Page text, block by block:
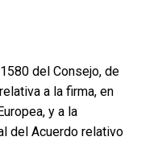
del Consejo, de
a la firma, en
y a la
del Acuerdo relativo